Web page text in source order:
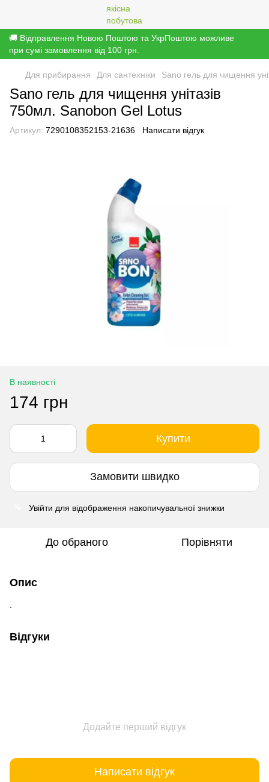
🚚 Відправлення Новою Поштою та УкрПоштою можливе
при сумі замовлення від 100 грн.
Для прибирання Для сантехніки Sano гель для чищення
Sano гель для чищення унітазів
750мл. Sanobon Gel Lotus
Артикул: 7290108352153-21636 Написати відгук
В наявності
174 грн
Купити
Замовити швидко
Увійти для відображення накопичувальної знижки
До обраного Порівняти
Опис
Відгуки
Додайте перший відгук
Написати відгук